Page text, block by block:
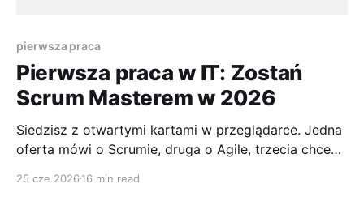
pierwsza praca
Pierwsza praca w IT: Zostań
Scrum Masterem w 2026
Siedzisz z otwartymi kartami w przeglądarce. Jedna
oferta mówi o Scrumie, druga o Agile, trzecia chce
jeszcze nie masz. W głowie pojawia się klasyczne
25 cze 2026 16 min read